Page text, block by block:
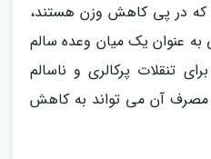
که در پی کاهش وزن هستند،
به عنوان یک میان وعده سالم
تنقلات پرکالری و ناسالم
مصرف آن می تواند به کاهش